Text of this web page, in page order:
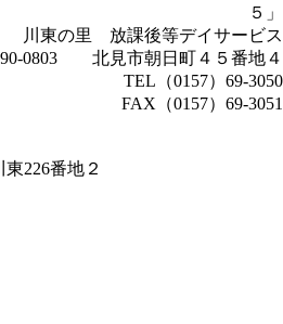
５」
川東の里 放課後等デイサービス
0803 北見市朝日町４５番地４
TEL（0157）69-3050
FAX（0157）69-3051
226番地２